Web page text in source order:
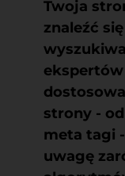
Twoja
znaleźć
strony -
meta tagi
uwagę